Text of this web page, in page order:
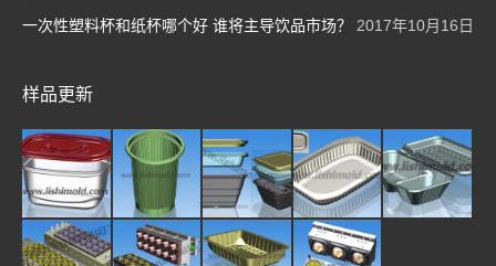
一次性塑料杯和纸杯哪个好 谁将主导饮品市场？ 2017年10月16日
样品更新